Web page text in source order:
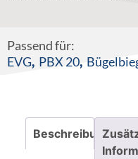
Passend für:
EVG, PBX 20,
Beschreibung